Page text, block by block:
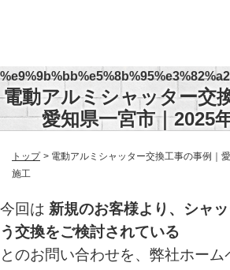
電動アルミシャッター交
愛知県一宮市｜2025
トップ
電動アルミシャッター交換工事の事例｜
施工
今回は 新規のお客様より、シャ
う交換をご検討されている
とのお問い合わせを、弊社ホー